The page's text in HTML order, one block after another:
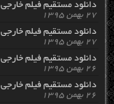
دانلود مستقیم فیلم خارجی Fifty Shades Darker 2017 از سرور سایت
۲۷ بهمن ۱۳۹۵
دانلود مستقیم فیلم خارجی From Straight As 2017 از سرور سایت
۲۷ بهمن ۱۳۹۵
دانلود مستقیم فیلم خارجی Zeroville 2017 از سرور سایت
۲۶ بهمن ۱۳۹۵
دانلود مستقیم فیلم خارجی The Mummy 2017 از سرور سایت
۲۶ بهمن ۱۳۹۵